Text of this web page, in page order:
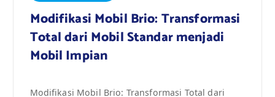
Modifikasi Mobil Brio: Transformasi
Total dari Mobil Standar menjadi
Mobil Impian
Modifikasi Mobil Brio: Transformasi Total dari